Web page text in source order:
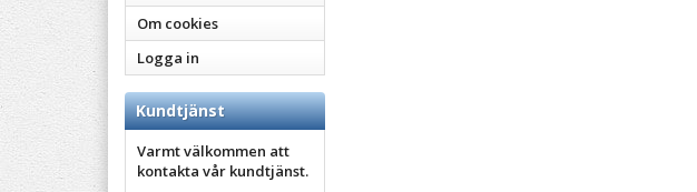
Om cookies
Logga in
Kundtjänst
Varmt välkommen att
kontakta vår kundtjänst.